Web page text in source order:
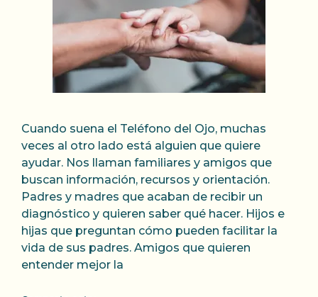
Cuando suena el Teléfono del Ojo, muchas
veces al otro lado está alguien que quiere
ayudar. Nos llaman familiares y amigos que
buscan información, recursos y orientación.
Padres y madres que acaban de recibir un
diagnóstico y quieren saber qué hacer. Hijos e
hijas que preguntan cómo pueden facilitar la
vida de sus padres. Amigos que quieren
entender mejor la